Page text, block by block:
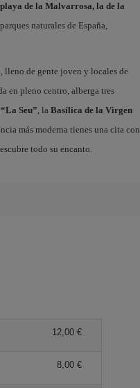
playa de la Malvarrosa, la de la
naturales de España,
lleno de gente joven y locales de
en pleno centro, alberga tres
“La Seu”, la Basílica de la Virgen
más moderna tienes una cita con
todo su encanto.
12,00 €
8,00 €